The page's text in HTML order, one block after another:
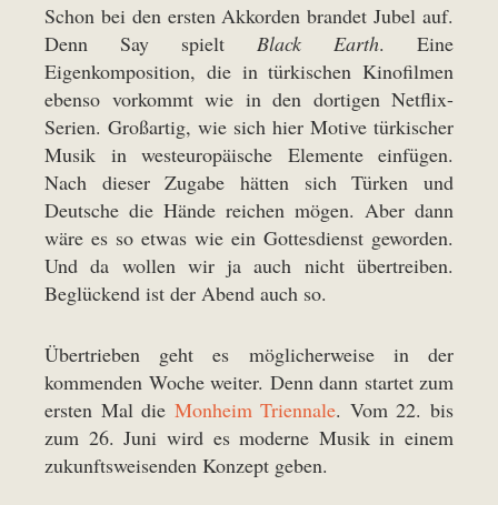
Schon bei den ersten Akkorden brandet Jubel auf.
Denn Say spielt Black Earth. Eine
Eigenkomposition, die in türkischen Kinofilmen
ebenso vorkommt wie in den dortigen Netflix-
Serien. Großartig, wie sich hier Motive türkischer
Musik in westeuropäische Elemente einfügen.
Nach dieser Zugabe hätten sich Türken und
Deutsche die Hände reichen mögen. Aber dann
wäre es so etwas wie ein Gottesdienst geworden.
Und da wollen wir ja auch nicht übertreiben.
Beglückend ist der Abend auch so.
Übertrieben geht es möglicherweise in der
kommenden Woche weiter. Denn dann startet zum
ersten Mal die Monheim Triennale. Vom 22. bis
zum 26. Juni wird es moderne Musik in einem
zukunftsweisenden Konzept geben.